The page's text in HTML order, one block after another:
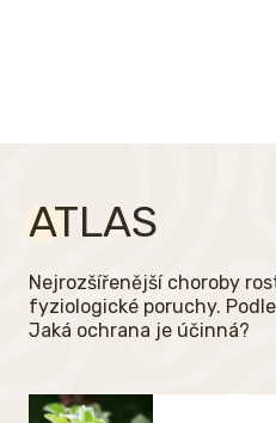
ATLAS
Nejrozšířenější choroby
fyziologické poruchy.
Jaká ochrana je účinná?